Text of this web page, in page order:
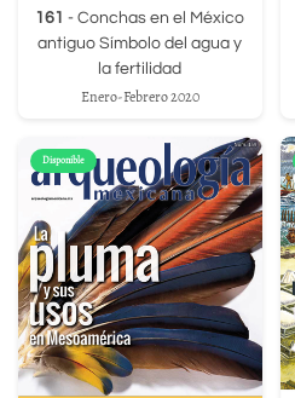
161 - Conchas en el México
antiguo Símbolo del agua y
la fertilidad
Enero-Febrero 2020
Disponible